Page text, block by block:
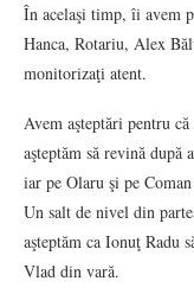
În acelaşi timp, îi avem
Hanca, Rotariu, Alex
monitorizaţi atent.
Avem aşteptări pentru
aşteptăm să revină
iar pe Olaru şi pe
Un salt de nivel din
aşteptăm ca Ionuţ Radu
Vlad din vară.